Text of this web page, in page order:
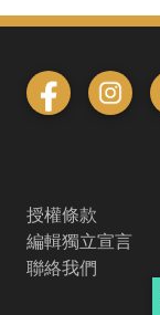
授權條款
編輯獨立宣言
聯絡我們